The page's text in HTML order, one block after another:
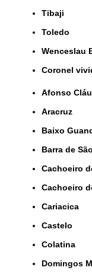
Tibaji
Toledo
Wenceslau
coronel
Afonso
Aracruz
Baixo
Barra de
Cachoeiro
Cachoeiro
Cariacica
Castelo
Colatina
Domingos